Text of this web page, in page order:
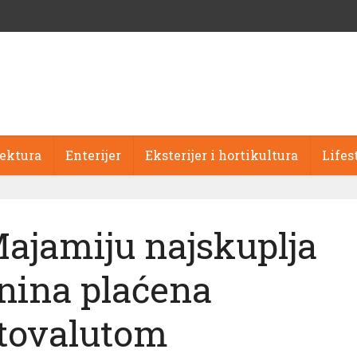
Enterijer Eksterijer i hortikultura
najskuplja
plaćena